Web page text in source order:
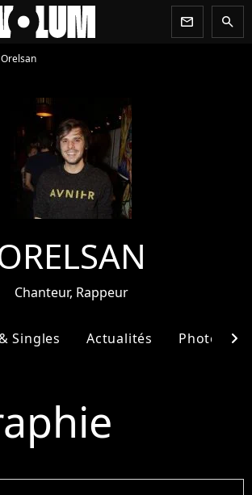
newsletter search
Orelsan
Chanteur, Rappeur
Singles Actualités Photos chevron_right